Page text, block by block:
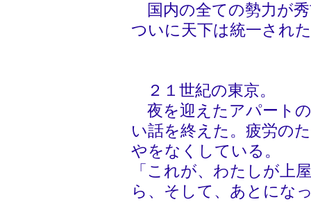
国内の全ての勢力が
ついに天下は統一され
２１世紀の東京。
夜を迎えたアパート
い話を終えた。疲労の
やをなくしている。
「これが、わたしが上
ら、そして、あとにな